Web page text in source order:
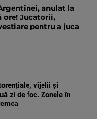
anulat la
ore! Jucătorii,
pentru a juca
vijelii și
zi de foc. Zonele în